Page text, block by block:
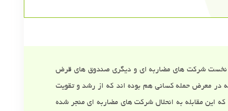
نخست شرکت های مضاربه ای و دیگری صندوق های قرض
در معرض حمله کسانی هم بوده اند که از رشد و تقویت
که این مقابله به انحلال شرکت های مضاربه ای منجر شده